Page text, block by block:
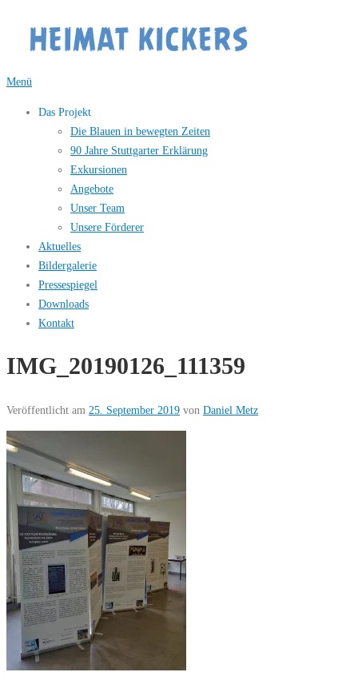
Inhalt
springen
Menü
Das Projekt
Die Blauen in bewegten Zeiten
90 Jahre Stuttgarter Erklärung
Exkursionen
Angebote
Unser Team
Unsere Förderer
Aktuelles
Bildergalerie
Pressespiegel
Downloads
Kontakt
IMG_20190126_111359
Veröffentlicht am 25. September 2019 von Daniel Metz